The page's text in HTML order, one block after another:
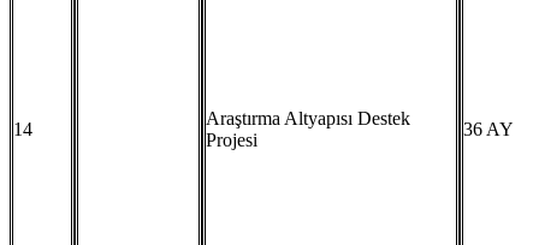
14
Araştırma Altyapısı Destek
Projesi
36 AY